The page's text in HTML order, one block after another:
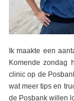
Ik maakte een
Komende zondag
clinic op de
wat meer tips en
de Posbank willen